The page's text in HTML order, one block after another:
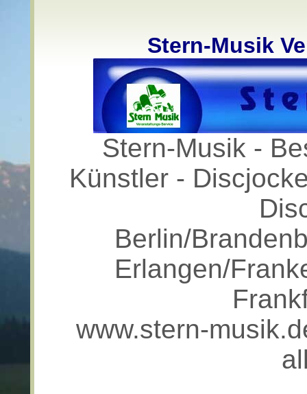
Stern-Musik
Stern-Musik -
Künstler -
Berlin/
Erlangen/
www.stern-